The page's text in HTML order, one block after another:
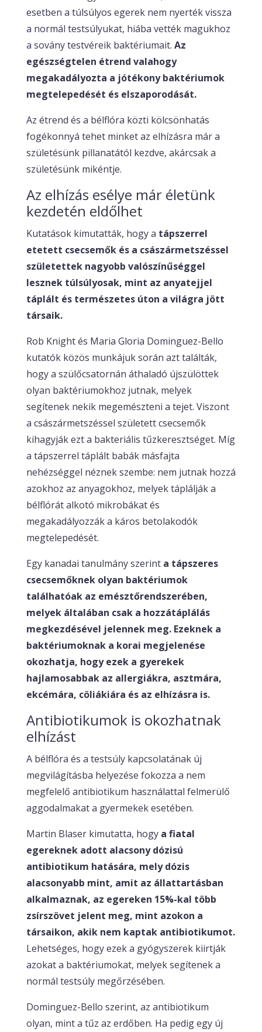
esetben a túlsúlyos egerek nem nyerték vissza
a normál testsúlyukat, hiába vették magukhoz
a sovány testvéreik baktériumait. Az
egészségtelen étrend valahogy
megakadályozta a jótékony baktériumok
megtelepedését és elszaporodását.
Az étrend és a bélflóra közti kölcsönhatás
fogékonnyá tehet minket az elhízásra már a
születésünk pillanatától kezdve, akárcsak a
születésünk mikéntje.
Az elhízás esélye már életünk
kezdetén eldőlhet
Kutatások kimutatták, hogy a tápszerrel
etetett csecsemők és a császármetszéssel
születettek nagyobb valószínűséggel
lesznek túlsúlyosak, mint az anyatejjel
táplált és természetes úton a világra jött
társaik.
Rob Knight és Maria Gloria Dominguez-Bello
kutatók közös munkájuk során azt találták,
hogy a szülőcsatornán áthaladó újszülöttek
olyan baktériumokhoz jutnak, melyek
segítenek nekik megemészteni a tejet. Viszont
a császármetszéssel született csecsemők
kihagyják ezt a bakteriális tűzkeresztséget. Míg
a tápszerrel táplált babák másfajta
nehézséggel néznek szembe: nem jutnak hozzá
azokhoz az anyagokhoz, melyek táplálják a
bélflórát alkotó mikrobákat és
megakadályozzák a káros betolakodók
megtelepedését.
Egy kanadai tanulmány szerint a tápszeres
csecsemőknek olyan baktériumok
találhatóak az emésztőrendszerében,
melyek általában csak a hozzátáplálás
megkezdésével jelennek meg. Ezeknek a
baktériumoknak a korai megjelenése
okozhatja, hogy ezek a gyerekek
hajlamosabbak az allergiákra, asztmára,
ekcémára, cöliákiára és az elhízásra is.
Antibiotikumok is okozhatnak
elhízást
A bélflóra és a testsúly kapcsolatának új
megvilágításba helyezése fokozza a nem
megfelelő antibiotikum használattal felmerülő
aggodalmakat a gyermekek esetében.
Martin Blaser kimutatta, hogy a fiatal
egereknek adott alacsony dózisú
antibiotikum hatására, mely dózis
alacsonyabb mint, amit az állattartásban
alkalmaznak, az egereken 15%-kal több
zsírszövet jelent meg, mint azokon a
társaikon, akik nem kaptak antibiotikumot.
Lehetséges, hogy ezek a gyógyszerek kiirtják
azokat a baktériumokat, melyek segítenek a
normál testsúly megőrzésében.
Dominguez-Bello szerint, az antibiotikum
olyan, mint a tűz az erdőben. Ha pedig egy új